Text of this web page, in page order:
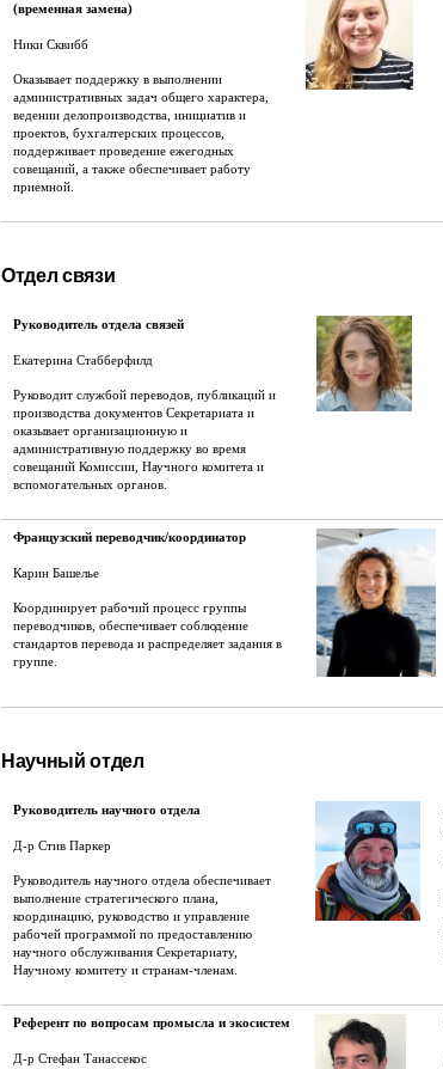
(временная замена)
Ники Сквибб
Оказывает поддержку в выполнении
административных задач общего характера,
ведении делопроизводства, инициатив и
проектов, бухгалтерских процессов,
поддерживает проведение ежегодных
совещаний, а также обеспечивает работу
приемной.
Отдел связи
Руководитель отдела связей
Екатерина Стабберфилд
Руководит службой переводов, публикаций и
производства документов Секретариата и
оказывает организационную и
административную поддержку во время
совещаний Комиссии, Научного комитета и
вспомогательных органов.
Французский переводчик/координатор
Карин Башелье
Координирует рабочий процесс группы
переводчиков, обеспечивает соблюдение
стандартов перевода и распределяет задания в
группе.
Научный отдел
Руководитель научного отдела
Д-р Стив Паркер
Руководитель научного отдела обеспечивает
выполнение стратегического плана,
координацию, руководство и управление
рабочей программой по предоставлению
научного обслуживания Секретариату,
Научному комитету и странам-членам.
Референт по вопросам промысла и экосистем
Д-р Стефан Танассекос